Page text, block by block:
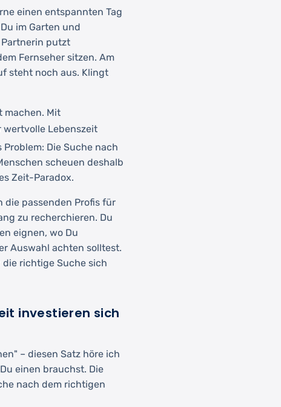
einen entspannten Tag
im Garten und
putzt
Fernseher sitzen. Am
steht noch aus. Klingt
machen. Mit
wertvolle Lebenszeit
Die Suche nach
scheuen deshalb
Zeit-Paradox.
die passenden Profis für
zu recherchieren. Du
eignen, wo Du
Auswahl achten solltest.
richtige Suche sich
investieren sich
– diesen Satz höre ich
einen brauchst. Die
nach dem richtigen